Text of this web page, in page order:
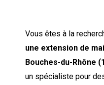
Vous êtes à la
une extension de
Bouches-du-Rhône
un spécialiste pour